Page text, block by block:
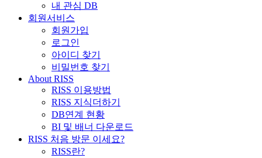
내 관심 DB
회원서비스
회원가입
로그인
아이디 찾기
비밀번호 찾기
About RISS
RISS 이용방법
RISS 지식더하기
DB연계 현황
BI 및 배너 다운로드
RISS 처음 방문 이세요?
RISS란?